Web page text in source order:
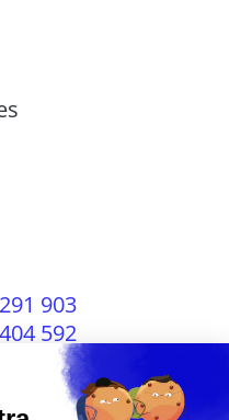
903
592
i
Y
o